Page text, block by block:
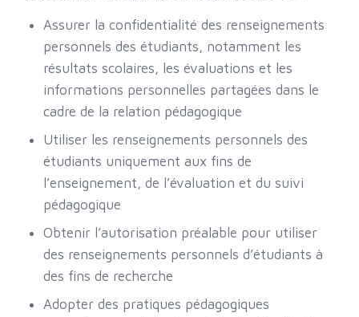
Assurer la confidentialité des renseignements
personnels des étudiants, notamment les
résultats scolaires, les évaluations et les
informations personnelles partagées dans le
cadre de la relation pédagogique
Utiliser les renseignements personnels des
étudiants uniquement aux fins de
l’enseignement, de l’évaluation et du suivi
pédagogique
Obtenir l’autorisation préalable pour utiliser
des renseignements personnels d’étudiants à
des fins de recherche
Adopter des pratiques pédagogiques